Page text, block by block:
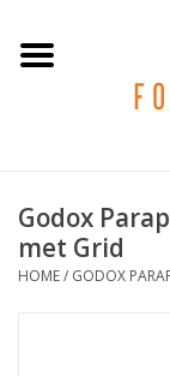
PROMO
Diensten
Godox
met Grid
HOME/ GODOX